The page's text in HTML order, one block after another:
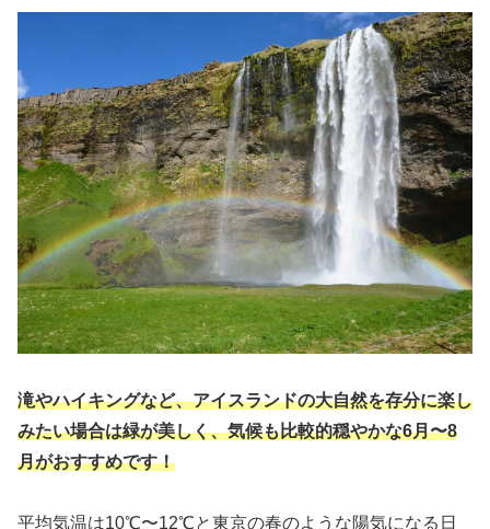
滝やハイキングなど、アイスランドの大自然を存分に楽し
みたい場合は緑が美しく、気候も比較的穏やかな6月〜8
月がおすすめです！
平均気温は10℃〜12℃と東京の春のような陽気になる日